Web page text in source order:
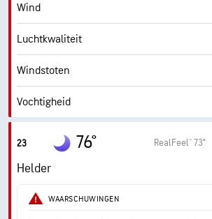
Wolkendek
Zicht
Wolkenplafond
Wind
Luchtkwaliteit
Windstoten
Vochtigheid
AccuLumen Brightness Index™
Wolkendek
23 76° RealFeel® 73°
Helder
WAARSCHUWINGEN